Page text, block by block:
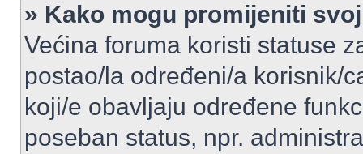
» Kako mogu promijeniti
Većina foruma koristi statuse
postao/la određeni/a korisnik/
koji/e obavljaju određene
poseban status, npr.